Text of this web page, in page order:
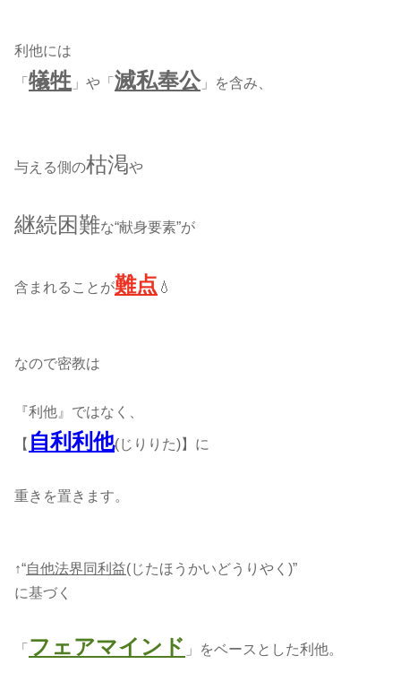
利他には
「 犠牲 」や「 滅私奉公」を含み、
与える側の枯渇や
継続困難な“献身要素”が
含まれることが難点 💧
なので密教は
『利他』ではなく、
【 自利利他(じりりた)】に
重きを置きます。
↑“自他法界同利益(じたほうかいどうりやく)”
に基づく
「 フェアマインド 」をベースとした利他。